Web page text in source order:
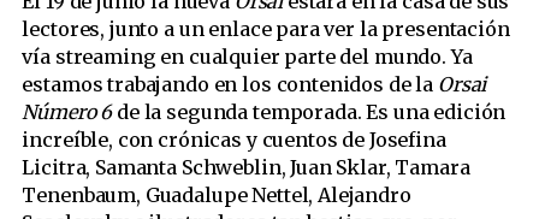
lectores, junto a un enlace para ver la presentación
vía streaming en cualquier parte del mundo. Ya
estamos trabajando en los contenidos de la Orsai
Número 6de la segunda temporada. Es una edición
increíble, con crónicas y cuentos de Josefina
Licitra, Samanta Schweblin, Juan Sklar, Tamara
Tenenbaum, Guadalupe Nettel, Alejandro